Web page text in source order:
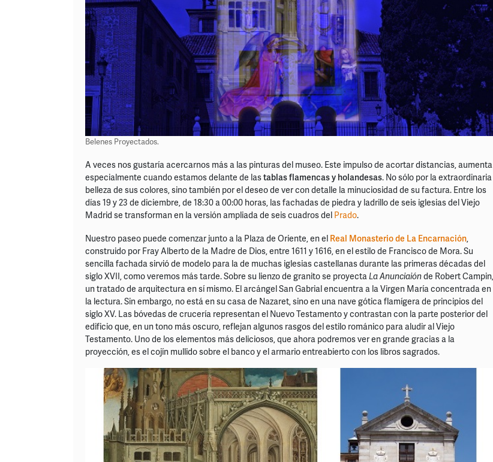
Belenes Proyectados.
A veces nos gustaría acercarnos más a las pinturas del museo. Este impulso de acortar distancias, aumenta
especialmente cuando estamos delante de lastablas flamencas y holandesas. No sólo por la extraordinaria
belleza de sus colores, sino también por el deseo de ver con detalle la minuciosidad de su factura. Entre los
días 19 y 23 de diciembre, de 18:30 a 00:00 horas, las fachadas de piedra y ladrillo de seis iglesias del Viejo
Madrid se transforman en la versión ampliada de seis cuadros del Prado.
Nuestro paseo puede comenzar junto a la Plaza de Oriente, en el Real Monasterio de La Encarnación
construido por Fray Alberto de la Madre de Dios, entre 1611 y 1616, en el estilo de Francisco de Mora. Su
sencilla fachada sirvió de modelo para la de muchas iglesias castellanas durante las primeras décadas del
siglo XVII, como veremos más tarde. Sobre su lienzo de granito se proyecta LaAnunciaiónde Robert Campin,
un tratado de arquitectura en sí mismo. El arcángel San Gabrial encuentra a la Virgen María concentrada en
la lectura. Sin embargo, no está en su casa de Nazaret, sino en una nave gótica flamígera de principios del
siglo XV. Las bóvedas de crucería representan el Nuevo Testamento y contrastan con la parte posterior del
edificio que, en un tono más oscuro, reflejan algunos rasgos del estilo románico para aludir al Viejo
Testamento. Uno de los elementos más deliciosos, que ahora podremos ver en grande gracias a la
proyección, es el cojín mullido sobre el banco y el armario entreabierto con los libros sagrados.